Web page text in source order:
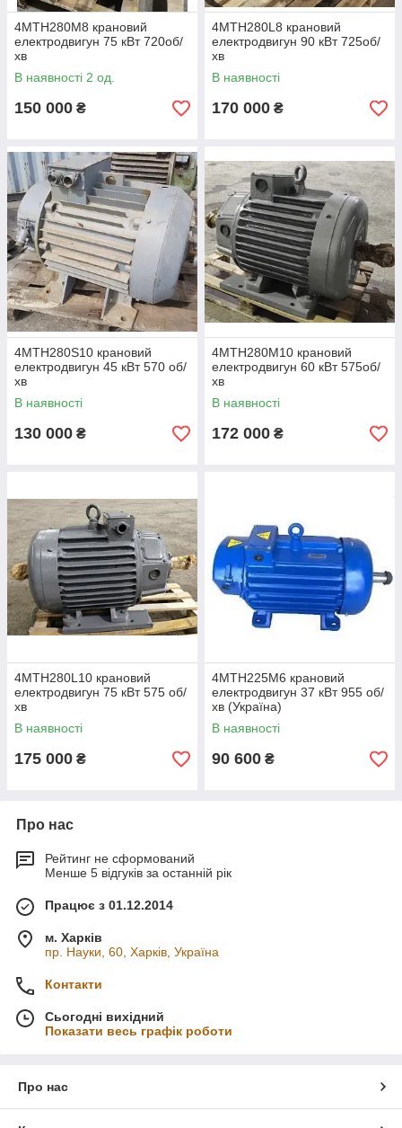
4МТН280М8 крановий
електродвигун 75 кВт 720об/
хв
В наявності 2 од.
150 000 ₴
4MTH280L8 крановий
електродвигун 90 кВт 725об/
хв
В наявності
170 000 ₴
4MTH280S10 крановий
електродвигун 45 кВт 570 об/
хв
В наявності
130 000 ₴
4МТН280М10 крановий
електродвигун 60 кВт 575об/
хв
В наявності
172 000 ₴
4MTH280L10 крановий
електродвигун 75 кВт 575 об/
хв
В наявності
175 000 ₴
4МТН225М6 крановий
електродвигун 37 кВт 955 об/
хв (Україна)
В наявності
90 600 ₴
Про нас
Рейтинг не сформований
Менше 5 відгуків за останній рік
Працює з 01.12.2014
м. Харків
пр. Науки, 60, Харків, Україна
Контакти
Сьогодні вихідний
Показати весь графік роботи
Про нас